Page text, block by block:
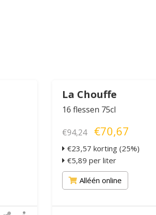
La Chouffe
16 flessen 75cl
€94,24 €70,67
€23,57 korting (25%)
€5,89 per liter
Alléén online